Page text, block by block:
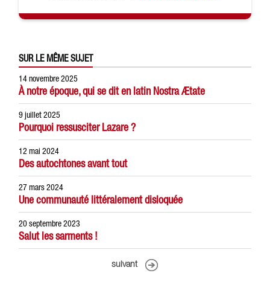
SUR LE MÊME SUJET
14 novembre 2025
À notre époque, qui se dit en latin Nostra Ætate
9 juillet 2025
Pourquoi ressusciter Lazare ?
12 mai 2024
Des autochtones avant tout
27 mars 2024
Une communauté littéralement disloquée
20 septembre 2023
Salut les sarments !
suivant